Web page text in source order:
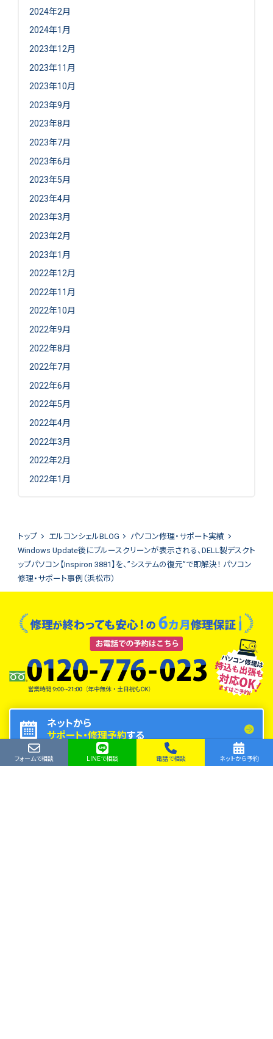
2024年2月
2024年1月
2023年12月
2023年11月
2023年10月
2023年9月
2023年8月
2023年7月
2023年6月
2023年5月
2023年4月
2023年3月
2023年2月
2023年1月
2022年12月
2022年11月
2022年10月
2022年9月
2022年8月
2022年7月
2022年6月
2022年5月
2022年4月
2022年3月
2022年2月
2022年1月
トップ エルコンシェルBLOG
パソコン修理・サポート実績
Windows Update後にブルースクリーンが表示される、DELL製デスクト
ップパソコン【Inspiron 3881】を、”システムの復元”で即解決！ パソコン
修理・サポート事例（浜松市）
ネットから
サポート・修理予約する
フォームで相談 LINEで相談 電話で相談 ネットから予約